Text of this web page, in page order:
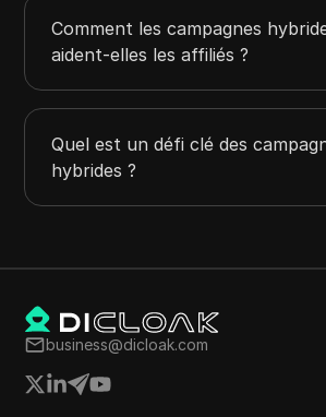
Comment les campagnes
aident-elles les affiliés ?
Quel est un défi clé des
hybrides ?
business@dicloak.com